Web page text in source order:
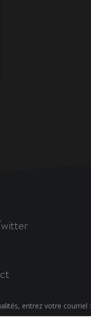
entrez votre courriel :